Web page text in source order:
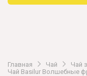
Главная Чай Чай
Чай Basilur Волшебные